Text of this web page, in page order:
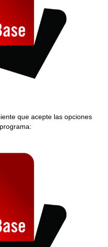
que acepte las opciones